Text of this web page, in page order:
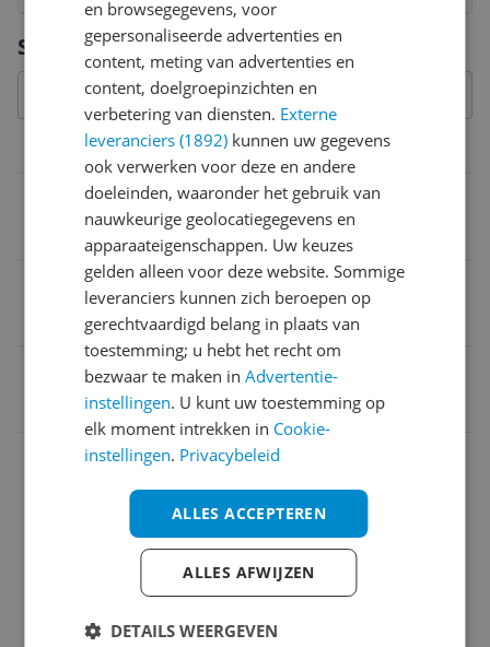
Specificaties
Algemene kenmerken
Printer functies
Type printer
Xerox WorkCentre 6605N
8718801605905
Leveringsomvang
Merk en model
Mogelijke vereisten instellen en gebruik
Overige kenmerken
Printspecificaties
Vraag 1 van 4
en browsegegevens, voor
gepersonaliseerde advertenties en
content, meting van advertenties en
content, doelgroepinzichten en
verbetering van diensten. Externe
leveranciers (1892) kunnen uw gegevens
ook verwerken voor deze en andere
doeleinden, waaronder het gebruik van
nauwkeurige geolocatiegegevens en
apparaateigenschappen. Uw keuzes
gelden alleen voor deze website. Sommige
leveranciers kunnen zich beroepen op
gerechtvaardigd belang in plaats van
toestemming; u hebt het recht om
bezwaar te maken inAdvertentie-
instellingen. U kunt uw toestemming op
elk moment intrekken in Cookie-
instellingen. Privacybeleid
ALLES ACCEPTEREN
ALLES AFWIJZEN
DETAILS WEERGEVEN